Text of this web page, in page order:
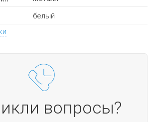
белый
вопросы?